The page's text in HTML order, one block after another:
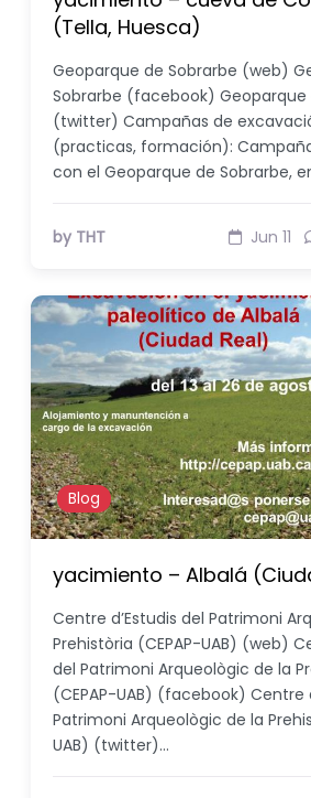
(Tella, Huesca)
Geoparque de Sobrarbe (web)
Sobrarbe (facebook) Geoparque
(twitter) Campañas de
(practicas, formación): Campaña
con el Geoparque de Sobrarbe,
by THT Jun 11
Blog
yacimiento – Albalá
Centre d’Estudis del Patrimoni
Prehistòria (CEPAP-UAB) (web)
del Patrimoni Arqueològic de la
(CEPAP-UAB) (facebook) Centre
Patrimoni Arqueològic de la
UAB) (twitter)…